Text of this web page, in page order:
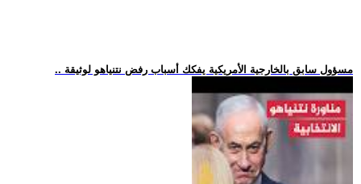
.. مسؤول سابق بالخارجية الأمريكية يفكك أسباب رفض نتنياهو لوثيقة